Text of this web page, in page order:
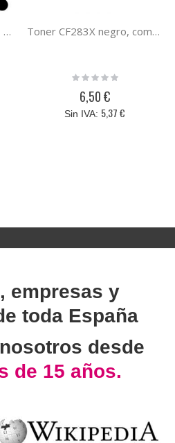
Toner CF280A alternativo, compatible al toner original HP CF280A ( 80A ) Negro Toner CF283X negro, compatible del toner original hp CF283X 83X
Rating:
6,50 €
5,37 €
empresas y
toda España
desde
de 15 años.